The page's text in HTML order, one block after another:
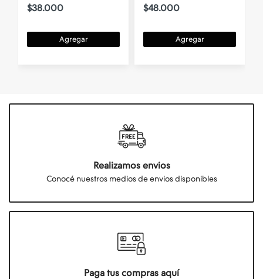
$38.000
Agregar
$48.000
Agregar
Realizamos envios
Conocé nuestros medios de envios disponibles
Paga tus compras aquí